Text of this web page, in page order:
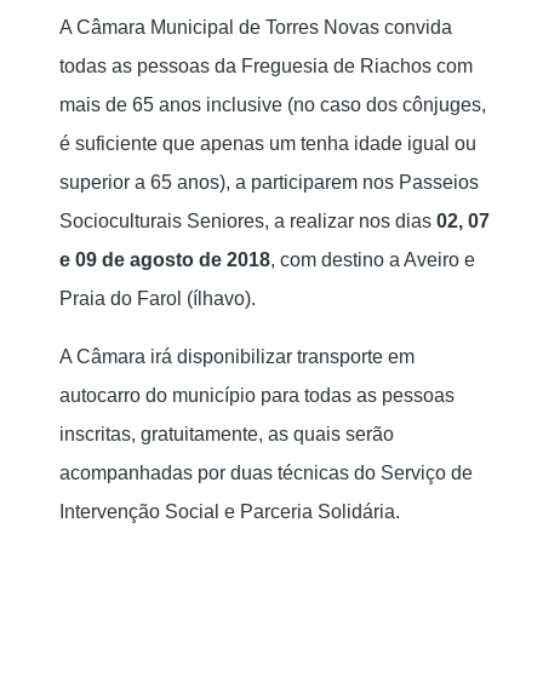
A Câmara Municipal de Torres Novas convida
todas as pessoas da Freguesia de Riachos com
mais de 65 anos inclusive (no caso dos cônjuges,
é suficiente que apenas um tenha idade igual ou
superior a 65 anos), a participarem nos Passeios
Socioculturais Seniores, a realizar nos dias 02, 07
e 09 de agosto de 2018, com destino a Aveiro e
Praia do Farol (ílhavo).
A Câmara irá disponibilizar transporte em
autocarro do município para todas as pessoas
inscritas, gratuitamente, as quais serão
acompanhadas por duas técnicas do Serviço de
Intervenção Social e Parceria Solidária.